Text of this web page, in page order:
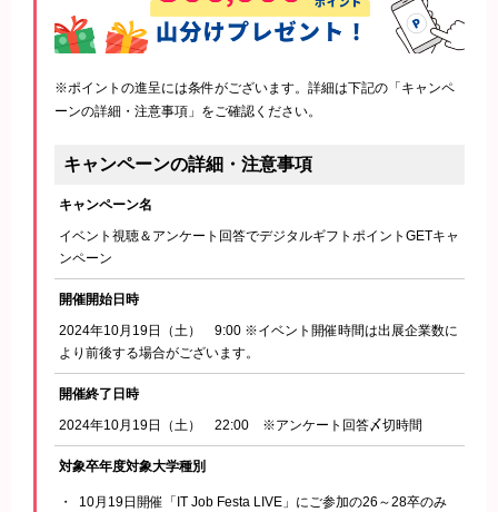
※ポイントの進呈には条件がございます。詳細は下記の「キャンペ
ーンの詳細・注意事項」をご確認ください。
キャンペーンの詳細・注意事項
キャンペーン名
イベント視聴＆アンケート回答でデジタルギフトポイントGETキャ
ンペーン
開催開始日時
2024年10月19日（土） 9:00 ※イベント開催時間は出展企業数に
より前後する場合がございます。
開催終了日時
2024年10月19日（土） 22:00 ※アンケート回答〆切時間
対象卒年度対象大学種別
10月19日開催「IT Job Festa LIVE」にご参加の26～28卒のみ